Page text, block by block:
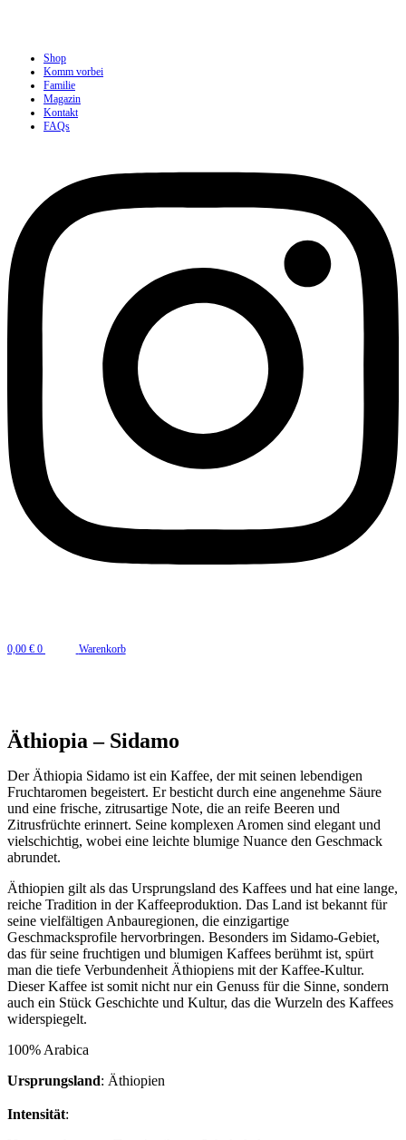
Shop
Komm vorbei
Familie
Magazin
Kontakt
FAQs
0,00 € 0 Warenkorb
Äthiopia – Sidamo
Der Äthiopia Sidamo ist ein Kaffee, der mit seinen lebendigen
Fruchtaromen begeistert. Er besticht durch eine angenehme Säure
und eine frische, zitrusartige Note, die an reife Beeren und
Zitrusfrüchte erinnert. Seine komplexen Aromen sind elegant und
vielschichtig, wobei eine leichte blumige Nuance den Geschmack
abrundet.
Äthiopien gilt als das Ursprungsland des Kaffees und hat eine lange,
reiche Tradition in der Kaffeeproduktion. Das Land ist bekannt für
seine vielfältigen Anbauregionen, die einzigartige
Geschmacksprofile hervorbringen. Besonders im Sidamo-Gebiet,
das für seine fruchtigen und blumigen Kaffees berühmt ist, spürt
man die tiefe Verbundenheit Äthiopiens mit der Kaffee-Kultur.
Dieser Kaffee ist somit nicht nur ein Genuss für die Sinne, sondern
auch ein Stück Geschichte und Kultur, das die Wurzeln des Kaffees
widerspiegelt.
100% Arabica
Ursprungsland: Äthiopien
Intensität: